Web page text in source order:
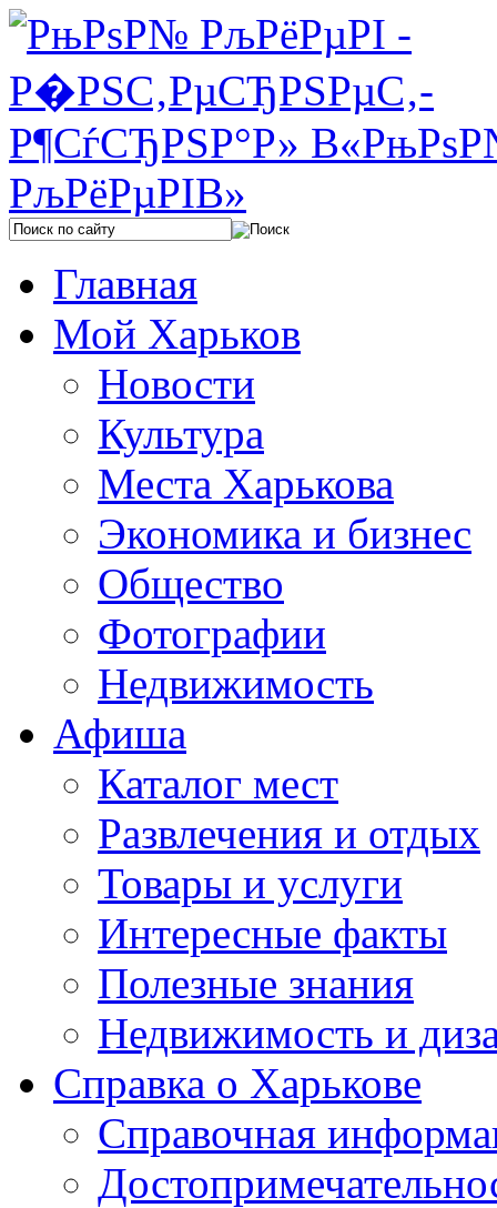
Главная
Мой Харьков
Новости
Культура
Места Харькова
Экономика и бизнес
Общество
Фотографии
Недвижимость
Афиша
Каталог мест
Развлечения и отдых
Товары и услуги
Интересные факты
Полезные знания
Недвижимость и
Справка о Харькове
Справочная